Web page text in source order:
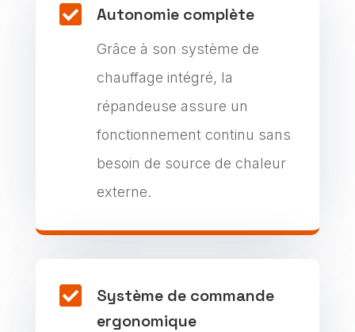
 Autonomie complète
Grâce à son système de
chauffage intégré, la
répandeuse assure un
fonctionnement continu sans
besoin de source de chaleur
externe.

Système de commande
ergonomique